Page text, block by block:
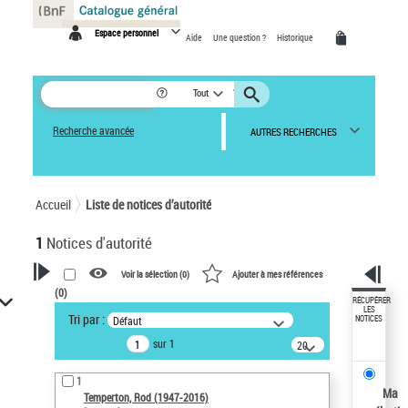
Espace personnel Aide Une question ? Historique
Tout
Recherche avancée AUTRES RECHERCHES
Accueil Liste de notices d’autorité
1 Notices d'autorité
VOTRE RECHERCHE
Recherche avancée dans les
notices d’autorité
Œuvres liées à l'auteur :
Temperton, Rod (1947-2016)
Voir la sélection (0) Ajouter à mes références
(0)
Tri par : Défaut
sur 1
20
résultats/page
1
Temperton, Rod (1947-2016)
RÉCUPÉRER
LES
NOTICES
Ma
Panneau de gestion des cookies